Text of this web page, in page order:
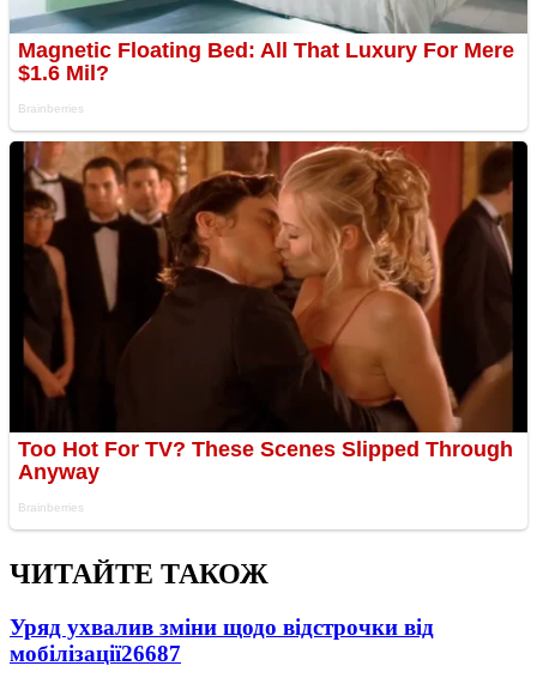
ЧИТАЙТЕ ТАКОЖ
Уряд ухвалив зміни щодо відстрочки від
мобілізації26687